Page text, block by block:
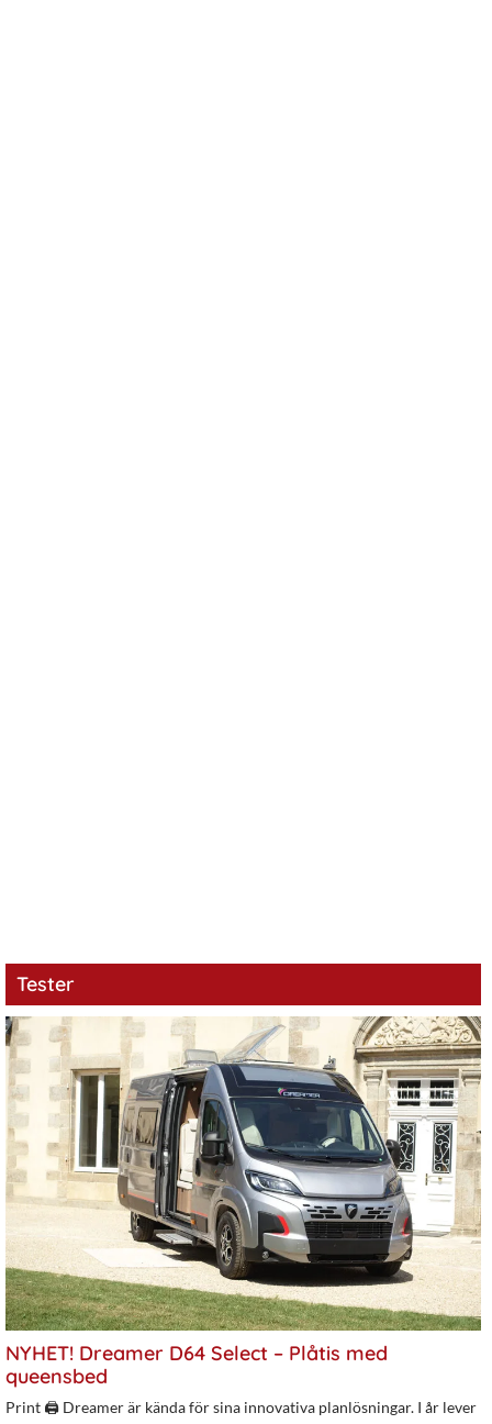
Tester
NYHET! Dreamer D64 Select – Plåtis med
queensbed
Print 🖨 Dreamer är kända för sina innovativa planlösningar. I år lever